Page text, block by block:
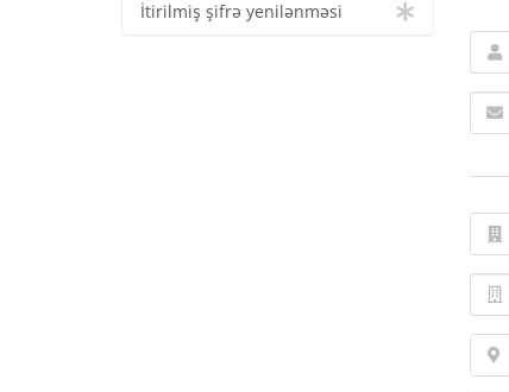
İtirilmiş şifrə yenilənməsi